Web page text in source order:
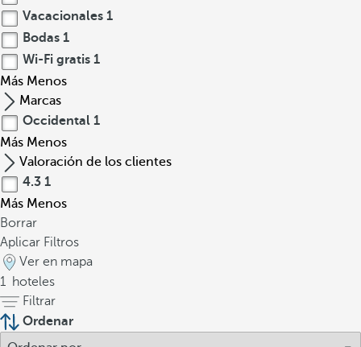
Vacacionales 1
Bodas 1
Wi-Fi gratis 1
Más Menos
Marcas
Occidental 1
Más Menos
Valoración de los clientes
4.3 1
Más Menos
Borrar
Aplicar Filtros
Ver en mapa
1 hoteles
Filtrar
Ordenar